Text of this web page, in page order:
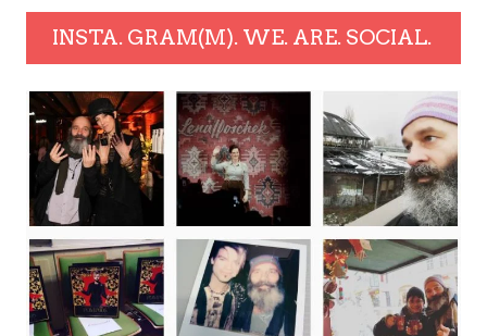
INSTA. GRAM(M). WE. ARE. SOCIAL.